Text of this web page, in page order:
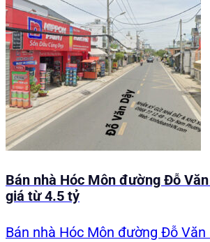
Bán nhà Hóc Môn đường Đỗ Văn
giá từ 4.5 tỷ
Bán nhà Hóc Môn đường Đỗ Văn